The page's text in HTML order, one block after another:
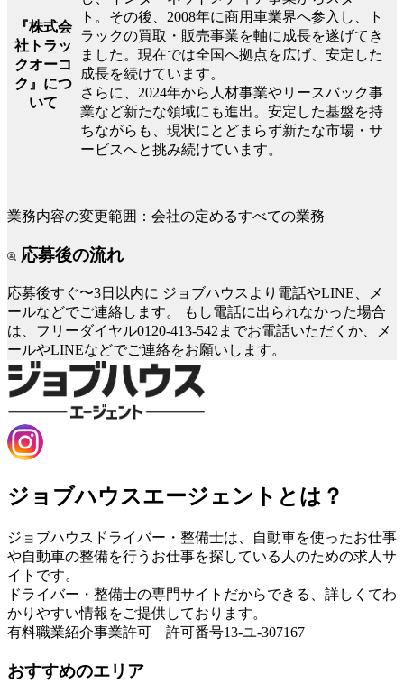
『株式会
社トラッ
クオーコ
ク』につ
いて
ト。その後、2008年に商用車業界へ参入し、ト
ラックの買取・販売事業を軸に成長を遂げてき
ました。現在では全国へ拠点を広げ、安定した
成長を続けています。
さらに、2024年から人材事業やリースバック事
業など新たな領域にも進出。安定した基盤を持
ちながらも、現状にとどまらず新たな市場・サ
ービスへと挑み続けています。
業務内容の変更範囲：会社の定めるすべての業務
応募後の流れ
応募後すぐ〜3日以内に ジョブハウスより電話やLINE、メ
ールなどでご連絡します。
もし電話に出られなかった場合
は、フリーダイヤル0120-413-542までお電話いただくか、メ
ールやLINEなどでご連絡をお願いします。
ジョブハウスエージェントとは？
ジョブハウスドライバー・整備士は、自動車を使ったお仕事
や自動車の整備を行うお仕事を探している人のための求人サ
イトです。
ドライバー・整備士の専門サイトだからできる、詳しくてわ
かりやすい情報をご提供しております。
有料職業紹介事業許可 許可番号13-ユ-307167
おすすめのエリア